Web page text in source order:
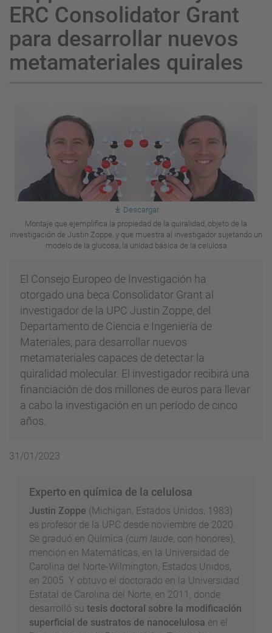
ERC Consolidator Grant
para desarrollar nuevos
metamateriales quirales
Descargar
Montaje que ejemplifica la propiedad de la quiralidad, objeto de la
investigación de Justin Zoppe, y que muestra al investigador sujetando un
modelo de la glucosa, la unidad básica de la celulosa
El Consejo Europeo de Investigación ha
otorgado una beca Consolidator Grant al
investigador de la UPC Justin Zoppe, del
Departamento de Ciencia e Ingeniería de
Materiales, para desarrollar nuevos
metamateriales capaces de detectar la
quiralidad molecular. El investigador recibirá una
financiación de dos millones de euros para llevar
a cabo la investigación en un período de cinco
años.
31/01/2023
Experto en química de la celulosa
Justin Zoppe (Michigan, Estados Unidos, 1983)
es profesor de la UPC desde noviembre de 2020.
Se graduó en Química (cum laude, con honores),
mención en Matemáticas, en la Universidad de
Carolina del Norte-Wilmington, Estados Unidos,
en 2005. Y obtuvo el doctorado en la Universidad
Estatal de Carolina del Norte, en 2011, donde
desarrolló su tesis doctoral sobre la modificación
superficial de sustratos de nanocelulosa en el